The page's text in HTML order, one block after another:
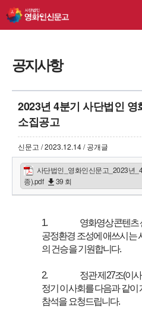
공지사항
2023년 4분기 사단법인
소집공고
신문고 / 2023.12.14 / 공개글
사단법인_영화인신문고_2023년
종).pdf
39 회
1.
영화영상콘텐츠
공정환경 조성에 애쓰시는
의 건승을 기원합니다.
2.
정관 제27조(이
정기 이사회를 다음과 같이
참석을 요청드립니다.